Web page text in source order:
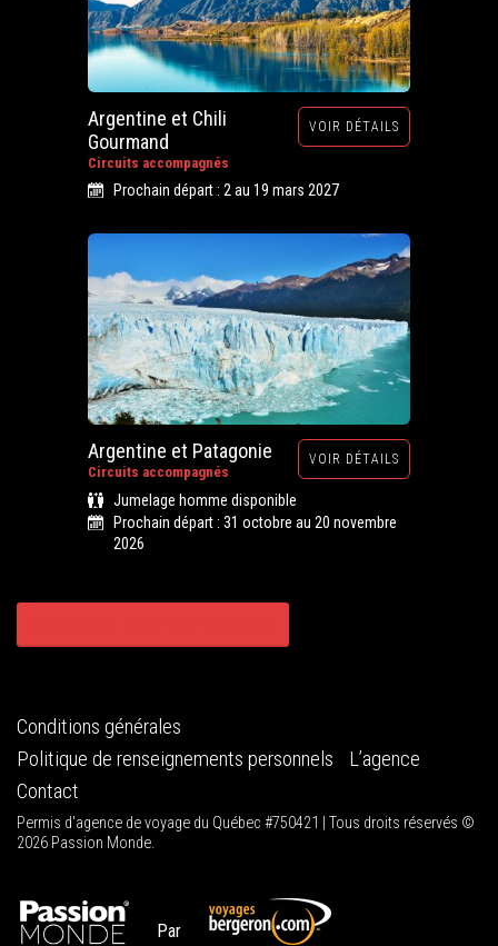
Argentine et Chili
Gourmand
Circuits accompagnés
VOIR DÉTAILS
Prochain départ : 2 au 19 mars 2027
Argentine et Patagonie
Circuits accompagnés
VOIR DÉTAILS
Jumelage homme disponible
Prochain départ : 31 octobre au 20 novembre
2026
Conditions générales
Politique de renseignements personnels
L’agence
Contact
Permis d'agence de voyage du Québec #750421 | Tous droits réservés ©
2026 Passion Monde.
Par